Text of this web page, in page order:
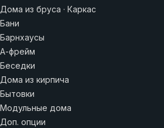
Дома из бруса · Каркас
Бани
Барнхаусы
А-фрейм
Беседки
Дома из кирпича
Бытовки
Модульные дома
Доп. опции